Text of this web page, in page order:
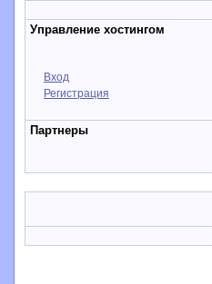
Управление хостингом
Вход
Регистрация
Партнеры